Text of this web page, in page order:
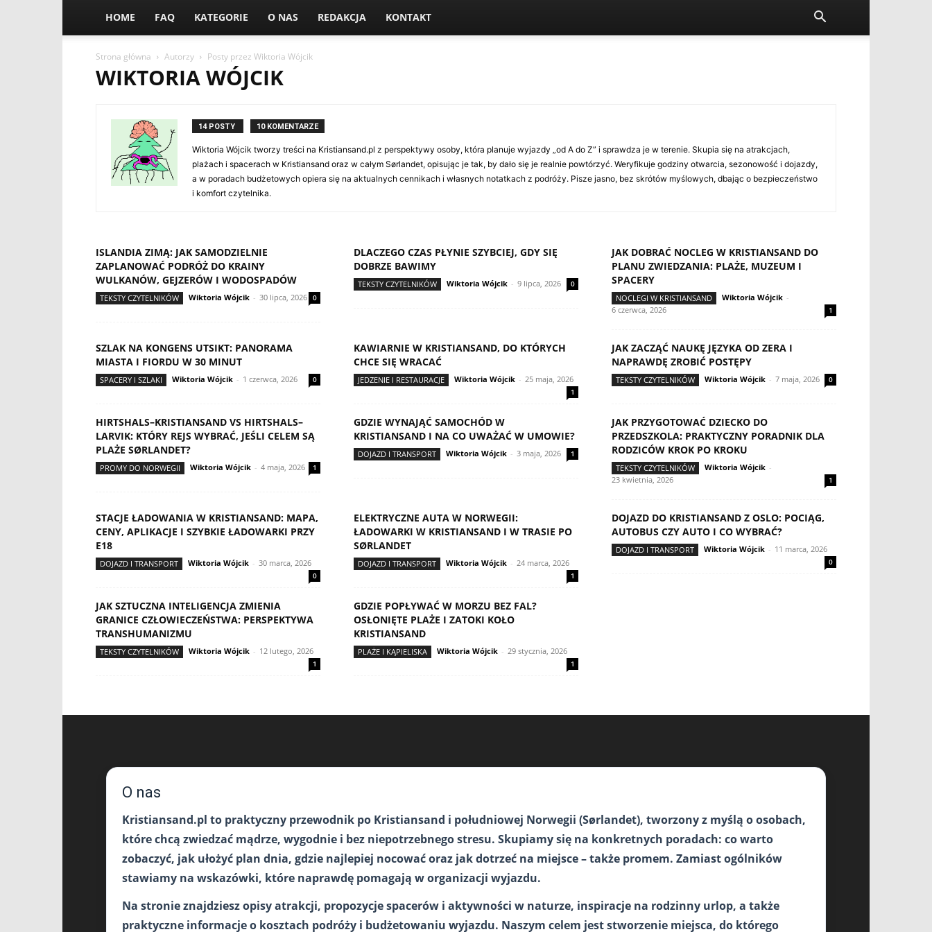
HOME FAQ KATEGORIE O NAS REDAKCJA KONTAKT
Strona główna Autorzy Posty przez Wiktoria Wójcik
WIKTORIA WÓJCIK
14 POSTY 10 KOMENTARZE
Wiktoria Wójcik tworzy treści na Kristiansand.pl z perspektywy osoby, która planuje wyjazdy „od A do Z” i sprawdza je w terenie. Skupia się na atrakcjach,
plażach i spacerach w Kristiansand oraz w całym Sørlandet, opisując je tak, by dało się je realnie powtórzyć. Weryfikuje godziny otwarcia, sezonowość i dojazdy,
a w poradach budżetowych opiera się na aktualnych cennikach i własnych notatkach z podróży. Pisze jasno, bez skrótów myślowych, dbając o bezpieczeństwo
i komfort czytelnika.
ISLANDIA ZIMĄ: JAK SAMODZIELNIE
ZAPLANOWAĆ PODRÓŻ DO KRAINY
WULKANÓW, GEJZERÓW I WODOSPADÓW
TEKSTY CZYTELNIKÓW Wiktoria Wójcik - 30 lipca, 2026 0
DLACZEGO CZAS PŁYNIE SZYBCIEJ, GDY SIĘ
DOBRZE BAWIMY
TEKSTY CZYTELNIKÓW Wiktoria Wójcik - 9 lipca, 2026 0
JAK DOBRAĆ NOCLEG W KRISTIANSAND DO
PLANU ZWIEDZANIA: PLAŻE, MUZEUM I
SPACERY
NOCLEGI W KRISTIANSAND Wiktoria Wójcik -
6 czerwca, 2026
1
SZLAK NA KONGENS UTSIKT: PANORAMA
MIASTA I FIORDU W 30 MINUT
SPACERY I SZLAKI Wiktoria Wójcik - 1 czerwca, 2026 0
KAWIARNIE W KRISTIANSAND, DO KTÓRYCH
CHCE SIĘ WRACAĆ
JEDZENIE I RESTAURACJE Wiktoria Wójcik - 25 maja, 2026
1
JAK ZACZĄĆ NAUKĘ JĘZYKA OD ZERA I
NAPRAWDĘ ZROBIĆ POSTĘPY
TEKSTY CZYTELNIKÓW Wiktoria Wójcik - 7 maja, 2026 0
HIRTSHALS–KRISTIANSAND VS HIRTSHALS–
LARVIK: KTÓRY REJS WYBRAĆ, JEŚLI CELEM SĄ
PLAŻE SØRLANDET?
PROMY DO NORWEGII Wiktoria Wójcik - 4 maja, 2026 1
GDZIE WYNAJĄĆ SAMOCHÓD W
KRISTIANSAND I NA CO UWAŻAĆ W UMOWIE?
DOJAZD I TRANSPORT Wiktoria Wójcik - 3 maja, 2026 1
JAK PRZYGOTOWAĆ DZIECKO DO
PRZEDSZKOLA: PRAKTYCZNY PORADNIK DLA
RODZICÓW KROK PO KROKU
TEKSTY CZYTELNIKÓW Wiktoria Wójcik -
23 kwietnia, 2026
1
STACJE ŁADOWANIA W KRISTIANSAND: MAPA,
CENY, APLIKACJE I SZYBKIE ŁADOWARKI PRZY
E18
DOJAZD I TRANSPORT Wiktoria Wójcik - 30 marca, 2026
0
ELEKTRYCZNE AUTA W NORWEGII:
ŁADOWARKI W KRISTIANSAND I W TRASIE PO
SØRLANDET
DOJAZD I TRANSPORT Wiktoria Wójcik - 24 marca, 2026
1
DOJAZD DO KRISTIANSAND Z OSLO: POCIĄG,
AUTOBUS CZY AUTO I CO WYBRAĆ?
DOJAZD I TRANSPORT Wiktoria Wójcik - 11 marca, 2026
0
JAK SZTUCZNA INTELIGENCJA ZMIENIA
GRANICE CZŁOWIECZEŃSTWA: PERSPEKTYWA
TRANSHUMANIZMU
TEKSTY CZYTELNIKÓW Wiktoria Wójcik - 12 lutego, 2026
1
GDZIE POPŁYWAĆ W MORZU BEZ FAL?
OSŁONIĘTE PLAŻE I ZATOKI KOŁO
KRISTIANSAND
PLAŻE I KĄPIELISKA Wiktoria Wójcik - 29 stycznia, 2026
1
O nas
Kristiansand.pl to praktyczny przewodnik po Kristiansand i południowej Norwegii (Sørlandet), tworzony z myślą o osobach,
które chcą zwiedzać mądrze, wygodnie i bez niepotrzebnego stresu. Skupiamy się na konkretnych poradach: co warto
zobaczyć, jak ułożyć plan dnia, gdzie najlepiej nocować oraz jak dotrzeć na miejsce – także promem. Zamiast ogólników
stawiamy na wskazówki, które naprawdę pomagają w organizacji wyjazdu.
Na stronie znajdziesz opisy atrakcji, propozycje spacerów i aktywności w naturze, inspiracje na rodzinny urlop, a także
praktyczne informacje o kosztach podróży i budżetowaniu wyjazdu. Naszym celem jest stworzenie miejsca, do którego